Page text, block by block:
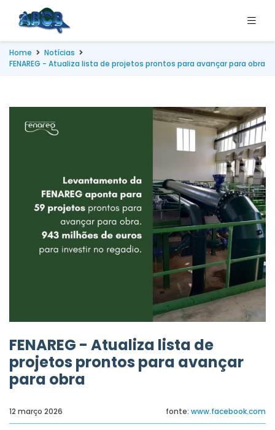
Home
Notícias
FENAREG - Atualiza lista de projetos prontos para avançar para obra
FENAREG - Atualiza lista de
projetos prontos para avançar
para obra
12 março 2026 fonte: www.facebook.com